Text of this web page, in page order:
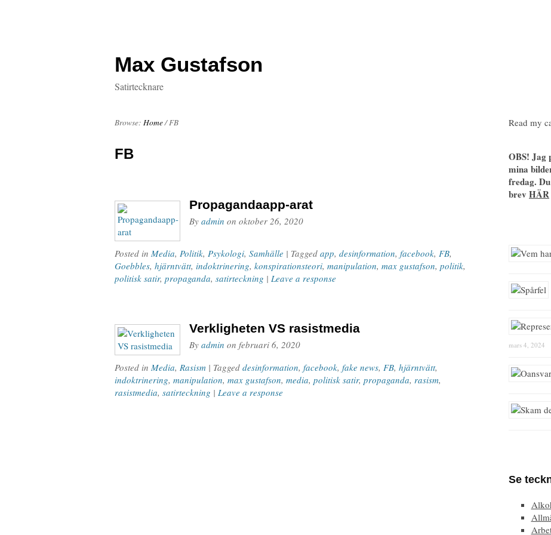
Max Gustafson
Satirtecknare
Browse: Home/FB
FB
Propagandaapp-arat
By admin on oktober 26, 2020
Posted in Media, Politik, Psykologi, Samhälle | Tagged app, desinformation, facebook, FB,
Goebbles, hjärntvätt, indoktrinering, konspirationsteori, manipulation, max gustafson, politik,
politisk satir, propaganda, satirteckning | Leave a response
Verkligheten VS rasistmedia
By admin on februari 6, 2020
Posted in Media, Rasism | Tagged desinformation, facebook, fake news, FB, hjärntvätt,
indoktrinering, manipulation, max gustafson, media, politisk satir, propaganda, rasism,
rasistmedia, satirteckning | Leave a response
Read my
OBS! Jag
mina
fredag.
brev HÄR
mars 4, 2024
Se